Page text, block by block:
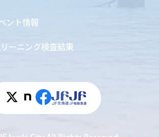
ント情報
ーニング検査結果